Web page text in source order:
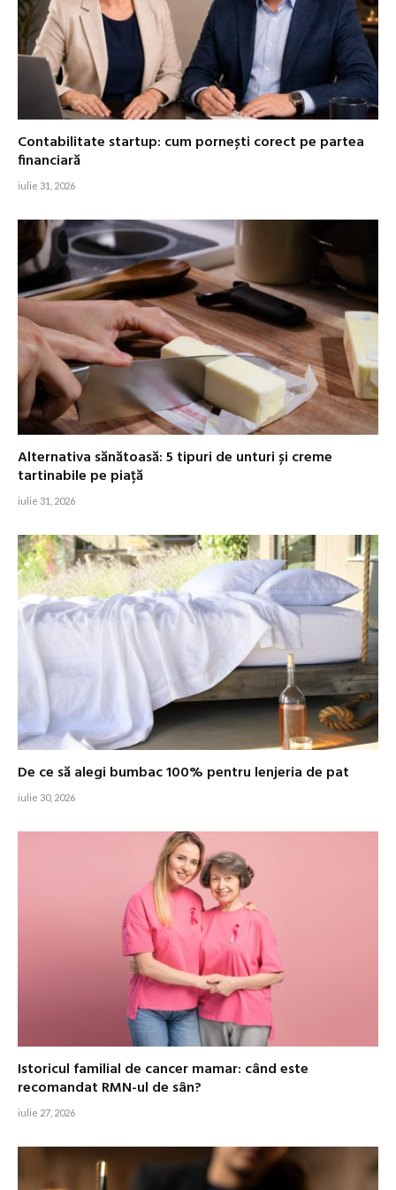
Contabilitate startup: cum pornești corect pe partea
financiară
iulie 31, 2026
Alternativa sănătoasă: 5 tipuri de unturi și creme
tartinabile pe piață
iulie 31, 2026
De ce să alegi bumbac 100% pentru lenjeria de pat
iulie 30, 2026
Istoricul familial de cancer mamar: când este
recomandat RMN-ul de sân?
iulie 27, 2026